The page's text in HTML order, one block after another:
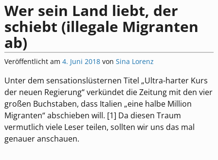
Wer sein Land liebt, der
schiebt (illegale Migranten
ab)
Veröffentlicht am 4. Juni 2018 von Sina Lorenz
Unter dem sensationslüsternen Titel „Ultra-harter Kurs
der neuen Regierung“ verkündet die Zeitung mit den vier
großen Buchstaben, dass Italien „eine halbe Million
Migranten“ abschieben will. [1] Da diesen Traum
vermutlich viele Leser teilen, sollten wir uns das mal
genauer anschauen.